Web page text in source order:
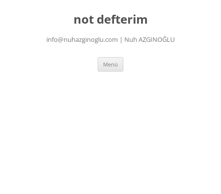
not defterim
info@nuhazginoglu.com | Nuh AZGINOĞLU
Menü